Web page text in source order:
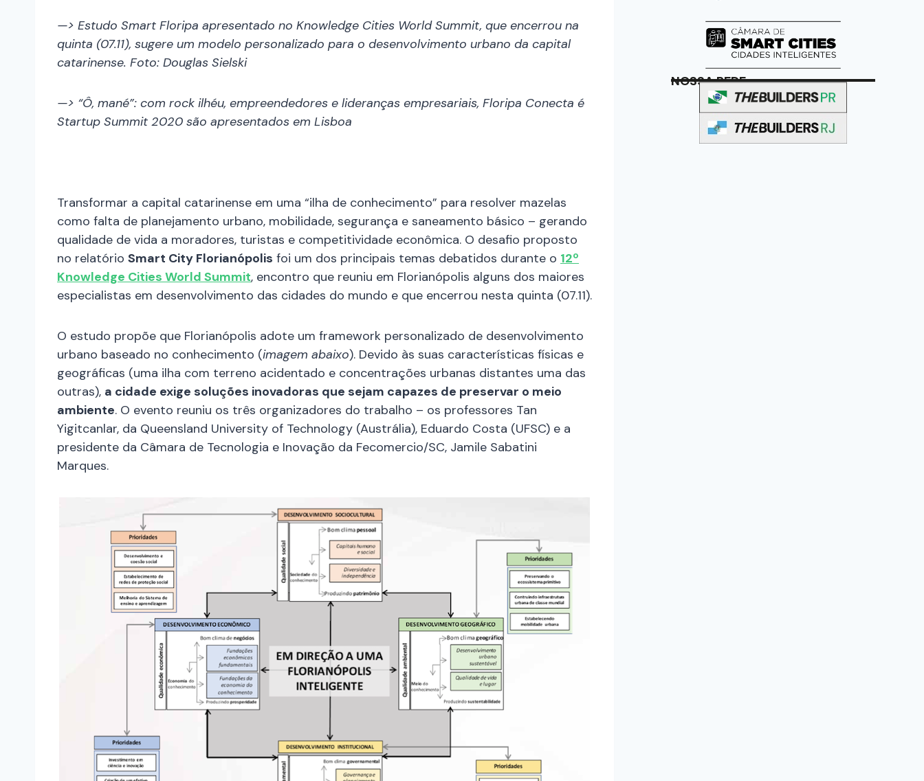
—> Estudo Smart Floripa apresentado no Knowledge Cities World Summit, que encerrou na
quinta (07.11), sugere um modelo personalizado para o desenvolvimento urbano da capital
catarinense. Foto: Douglas Sielski
—> “Ô, mané”: com rock ilhéu, empreendedores e lideranças empresariais, Floripa Conecta é
Startup Summit 2020 são apresentados em Lisboa
Transformar a capital catarinense em uma “ilha de conhecimento” para resolver mazelas
como falta de planejamento urbano, mobilidade, segurança e saneamento básico – gerando
qualidade de vida a moradores, turistas e competitividade econômica. O desafio proposto
no relatório Smart City Florianópolis foi um dos principais temas debatidos durante o 12º
Knowledge Cities World Summit, encontro que reuniu em Florianópolis alguns dos maiores
especialistas em desenvolvimento das cidades do mundo e que encerrou nesta quinta (07.11).
O estudo propõe que Florianópolis adote um framework personalizado de desenvolvimento
urbano baseado no conhecimento (imagem abaixo). Devido às suas características físicas e
geográficas (uma ilha com terreno acidentado e concentrações urbanas distantes uma das
outras), a cidade exige soluções inovadoras que sejam capazes de preservar o meio
ambiente. O evento reuniu os três organizadores do trabalho – os professores Tan
Yigitcanlar, da Queensland University of Technology (Austrália), Eduardo Costa (UFSC) e a
presidente da Câmara de Tecnologia e Inovação da Fecomercio/SC, Jamile Sabatini
Marques.
NOSSA REDE